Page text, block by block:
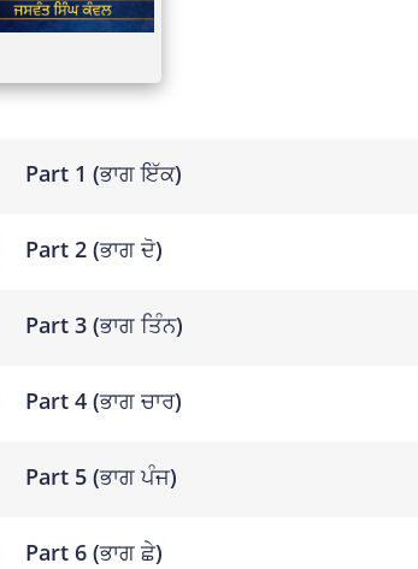
Part 1 (ਭਾਗ ਇੱਕ)
Part 2 (ਭਾਗ ਦੋ)
Part 3 (ਭਾਗ ਤਿੰਨ)
Part 4 (ਭਾਗ ਚਾਰ)
Part 5 (ਭਾਗ ਪੰਜ)
Part 6 (ਭਾਗ ਛੇ)